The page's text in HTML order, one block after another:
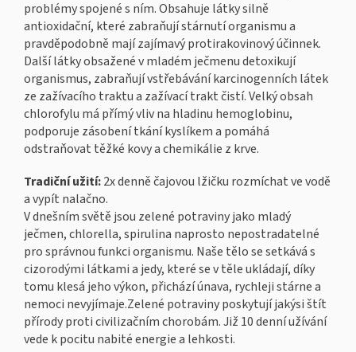
problémy spojené s ním. Obsahuje látky silně
antioxidační, které zabraňují stárnutí organismu a
pravděpodobně mají zajímavý protirakovinový účinnek.
Další látky obsažené v mladém ječmenu detoxikují
organismus, zabraňují vstřebávání karcinogenních látek
ze zažívacího traktu a zažívací trakt čistí. Velký obsah
chlorofylu má přímý vliv na hladinu hemoglobinu,
podporuje zásobení tkání kyslíkem a pomáhá
odstraňovat těžké kovy a chemikálie z krve.
Tradiční užití:2x denně čajovou lžičku rozmíchat ve vodě
a vypít nalačno.
V dnešním světě jsou zelené potraviny jako mladý
ječmen, chlorella, spirulina naprosto nepostradatelné
pro správnou funkci organismu. Naše tělo se setkává s
cizorodými látkami a jedy, které se v těle ukládají, díky
tomu klesá jeho výkon, přichází únava, rychleji stárne a
nemoci nevyjímaje.Zelené potraviny poskytují jakýsi štít
přírody proti civilizačním chorobám. Již 10 denní užívání
vede k pocitu nabité energie a lehkosti.